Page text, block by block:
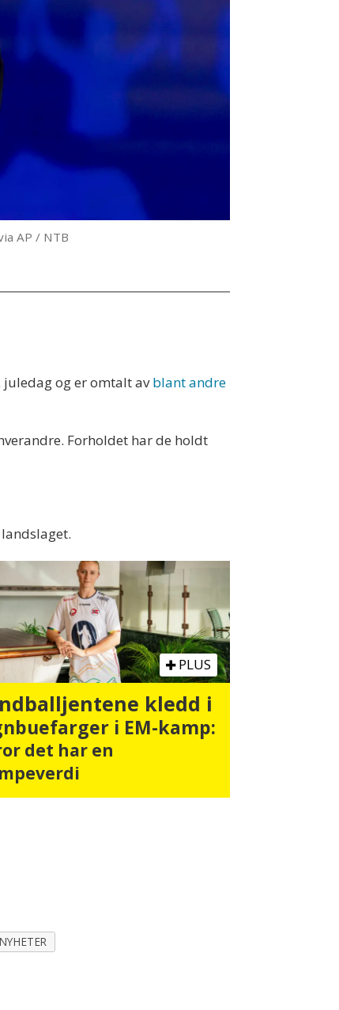
AP / NTB
juledag og er omtalt avblant andre
Forholdet har de holdt
PLUS
kledd i
i EM-kamp:
det har en
NYHETER